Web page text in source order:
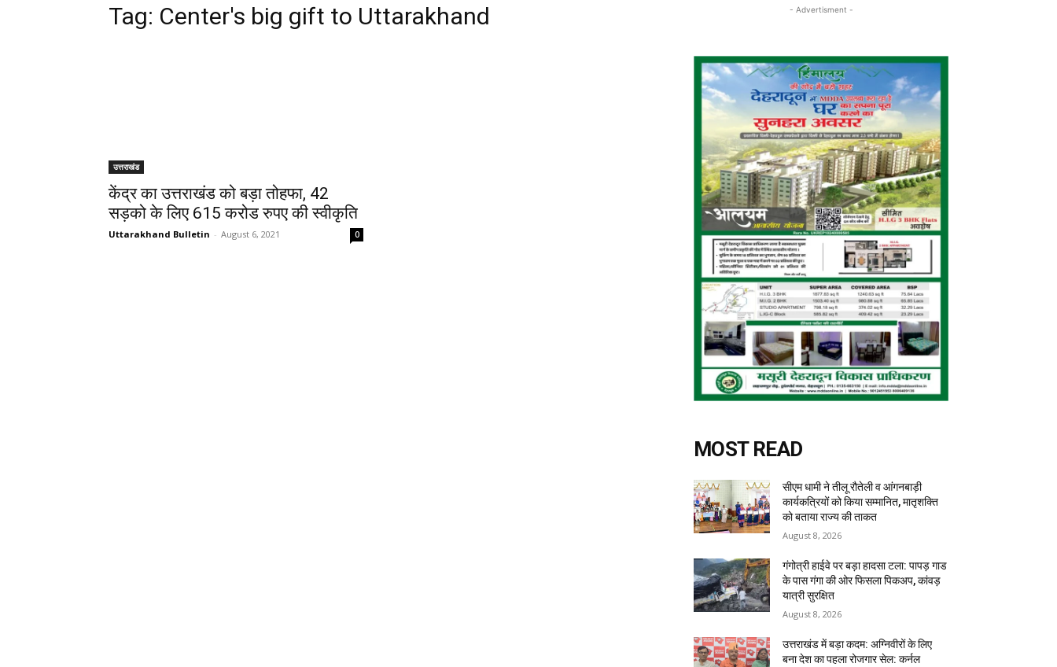
Tag: Center's big gift to Uttarakhand
उत्तराखंड
केंद्र का उत्तराखंड को बड़ा तोहफा, 42
सड़को के लिए 615 करोड रुपए की स्वीकृति
Uttarakhand Bulletin - August 6, 2021 0
- Advertisment -
MOST READ
सीएम धामी ने तीलू रौतेली व आंगनबाड़ी
कार्यकत्रियों को किया सम्मानित, मातृशक्ति
को बताया राज्य की ताकत
August 8, 2026
गंगोत्री हाईवे पर बड़ा हादसा टला: पापड़ गाड
के पास गंगा की ओर फिसला पिकअप, कांवड़
यात्री सुरक्षित
August 8, 2026
उत्तराखंड में बड़ा कदम: अग्निवीरों के लिए
बना देश का पहला रोजगार सेल: कर्नल